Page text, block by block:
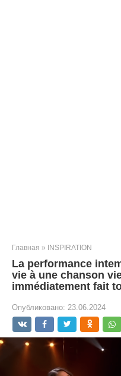
Главная » INSPIRATION
La performance
vie à une chanson
immédiatement fait
Опубликовано: 23.06.2024